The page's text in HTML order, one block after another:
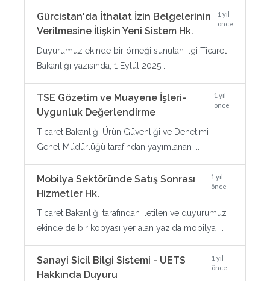
Gürcistan'da İthalat İzin Belgelerinin
Verilmesine İlişkin Yeni Sistem Hk.
1 yıl
önce
Duyurumuz ekinde bir örneği sunulan ilgi Ticaret
Bakanlığı yazısında, 1 Eylül 2025 ...
TSE Gözetim ve Muayene İşleri-
Uygunluk Değerlendirme
1 yıl
önce
Ticaret Bakanlığı Ürün Güvenliği ve Denetimi
Genel Müdürlüğü tarafından yayımlanan ...
Mobilya Sektöründe Satış Sonrası
Hizmetler Hk.
1 yıl
önce
Ticaret Bakanlığı tarafından iletilen ve duyurumuz
ekinde de bir kopyası yer alan yazıda mobilya ...
Sanayi Sicil Bilgi Sistemi - UETS
Hakkında Duyuru
1 yıl
önce